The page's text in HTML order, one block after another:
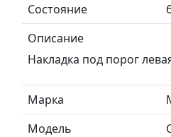
Состояние
Описание
Накладка под порог
Марка
Модель